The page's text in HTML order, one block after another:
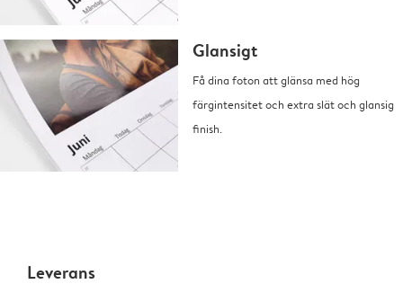
Glansigt
Få dina foton att glänsa med hög
färgintensitet och extra slät och glansig
finish.
Leverans